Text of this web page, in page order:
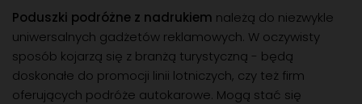
Poduszki podróżne z nadrukiem należą do niezwykle
uniwersalnych gadżetów reklamowych. W oczywisty
sposób kojarzą się z branżą turystyczną - będą
doskonałe do promocji linii lotniczych, czy też firm
oferujących podróże autokarowe. Mogą stać się